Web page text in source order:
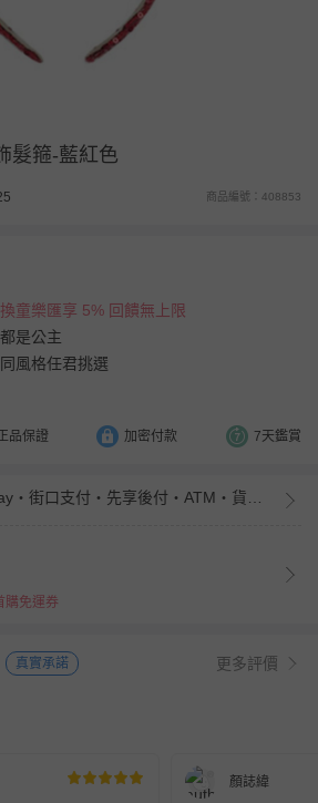
髮箍-藍紅色
商品編號：408853
童樂匯享 5% 回饋無上限
是公主
風格任君挑選
品保證 加密付款 7天鑑賞
購免運券
真實承諾 更多評價
顏誌緯